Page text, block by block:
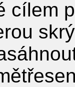
cílem